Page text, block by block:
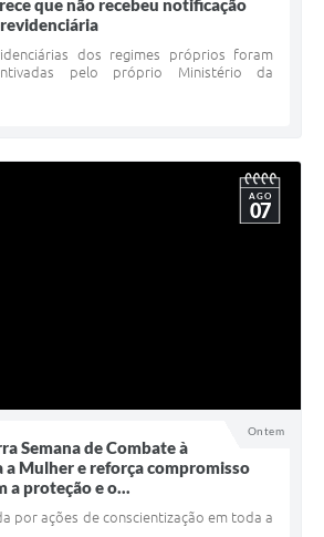
que não recebeu notificação
dos regimes próprios foram
pelo próprio Ministério da
Ontem
AGO
07
Semana de Combate à
Mulher e reforça compromisso
a proteção e o...
por ações de conscientização em toda a